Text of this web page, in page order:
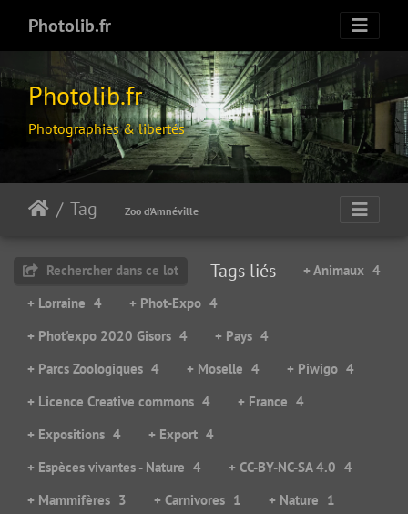
Photolib.fr
Photolib.fr
Photographies & libertés
Tag Zoo d'Amnéville
Rechercher dans ce lot Tags liés + Animaux 4
+ Lorraine 4 + Phot-Expo 4
+ Phot'expo 2020 Gisors 4 + Pays 4
+ Parcs Zoologiques 4 + Moselle 4 + Piwigo 4
+ Licence Creative commons 4 + France 4
+ Expositions 4 + Export 4
+ Espèces vivantes - Nature 4 + CC-BY-NC-SA 4.0 4
+ Mammifères 3 + Carnivores 1 + Nature 1